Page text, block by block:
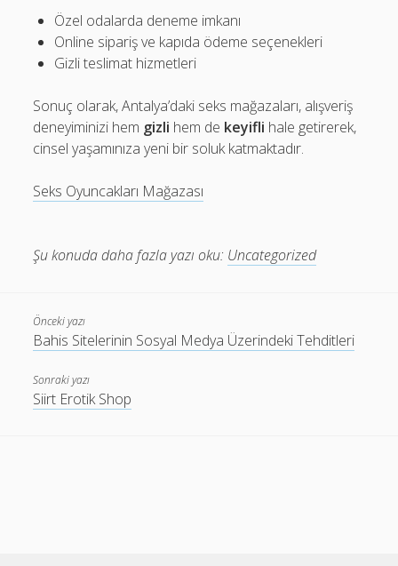
Özel odalarda deneme imkanı
Online sipariş ve kapıda ödeme seçenekleri
Gizli teslimat hizmetleri
Sonuç olarak, Antalya’daki seks mağazaları, alışveriş
deneyiminizi hem gizli hem de keyifli hale getirerek,
cinsel yaşamınıza yeni bir soluk katmaktadır.
Seks Oyuncakları Mağazası
Şu konuda daha fazla yazı oku: Uncategorized
Önceki yazı
Bahis Sitelerinin Sosyal Medya Üzerindeki Tehditleri
Sonraki yazı
Siirt Erotik Shop